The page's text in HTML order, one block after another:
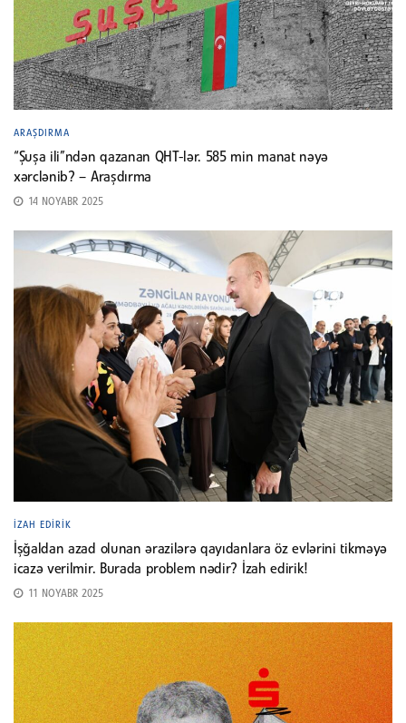
ARAŞDIRMA
“Şuşa ili”ndən qazanan QHT-lər. 585 min manat nəyə
xərclənib? – Araşdırma
14 NOYABR 2025
İZAH EDIRIK
İşğaldan azad olunan ərazilərə qayıdanlara öz evlərini tikməyə
icazə verilmir. Burada problem nədir? İzah edirik!
11 NOYABR 2025